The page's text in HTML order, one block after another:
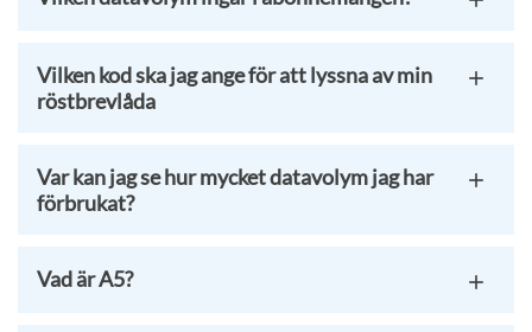
Vilken kod ska jag ange för att lyssna av min
röstbrevlåda
Var kan jag se hur mycket datavolym jag har
förbrukat?
Vad är A5?